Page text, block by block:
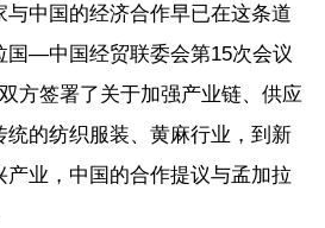
与中国的经济合作早已在这条道
国—中国经贸联委会第15次会议
方签署了关于加强产业链、供应
的纺织服装、黄麻行业，到新
业，中国的合作提议与孟加拉